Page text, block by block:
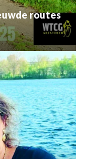
Classic met vernieuwde routes